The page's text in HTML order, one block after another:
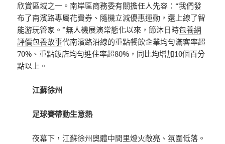
欣賞區域之一。南岸區商務委有關擔任人先容：“我們發
布了南濱路專屬花費券、隨機立減優惠運動，還上線了智
能游玩管家。”無人機展演常態化以來，節沐日時包養網
評價包養故事代南濱路沿線的重點餐飲企業均勻滿客率超
70%、重點飯店均勻進住率超80%，同比均增加10個百分
點以上。
江蘇徐州
足球賽帶動生意熱
夜幕下，江蘇徐州奧體中間里燈火敞亮、氛圍低落。